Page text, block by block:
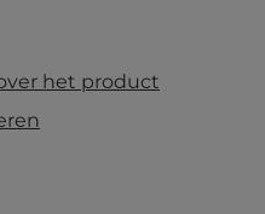
het product